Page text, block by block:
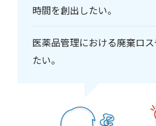
時間を創出したい。
医薬品管理における廃棄ロ
たい。